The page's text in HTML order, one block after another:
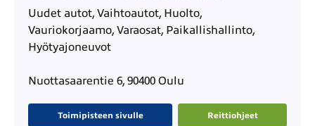
Uudet autot, Vaihtoautot, Huolto,
Vauriokorjaamo, Varaosat, Paikallishallinto,
Hyötyajoneuvot
Nuottasaarentie 6, 90400 Oulu
Toimipisteen sivulle Reittiohjeet